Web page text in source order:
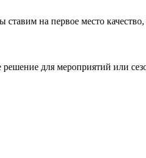
на первое место
для мероприятий или